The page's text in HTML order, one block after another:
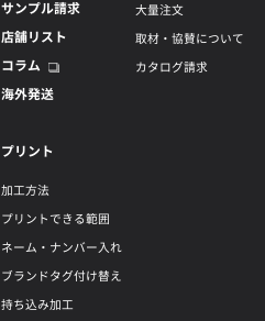
サンプル請求
店舗リスト
コラム
海外発送
大量注文
取材・協賛について
カタログ請求
プリント
加工方法
プリントできる範囲
ネーム・ナンバー入れ
ブランドタグ付け替え
持ち込み加工